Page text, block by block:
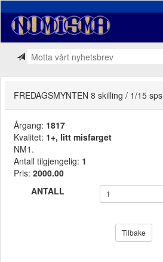
FREDAGSMYNTEN 8 skilling / 1/15 sps
Årgang: 1817
Kvalitet: 1+, litt misfarget
NM1.
Antall tilgjengelig: 1
Pris: 2000.00
ANTALL
Tilbake